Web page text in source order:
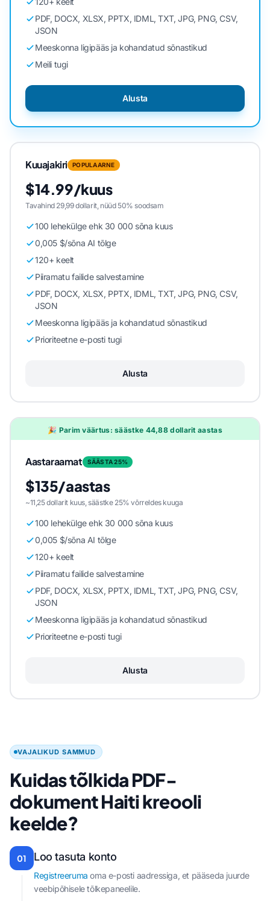
PDF, DOCX, XLSX, PPTX, IDML, TXT, JPG, PNG, CSV,
JSON
Meeskonna ligipääs ja kohandatud sõnastikud
Meili tugi
Alusta
Kuuajakiri POPULAARNE
$14.99/kuus
Tavahind 29,99 dollarit, nüüd 50% soodsam
100 lehekülge ehk 30 000 sõna kuus
0,005 $/sõna AI tõlge
120+ keelt
Piiramatu failide salvestamine
PDF, DOCX, XLSX, PPTX, IDML, TXT, JPG, PNG, CSV,
JSON
Meeskonna ligipääs ja kohandatud sõnastikud
Prioriteetne e-posti tugi
Alusta
🎉 Parim väärtus: säästke 44,88 dollarit aastas
Aastaraamat SÄÄSTA 25%
$135/aastas
~11,25 dollarit kuus, säästke 25% võrreldes kuuga
100 lehekülge ehk 30 000 sõna kuus
0,005 $/sõna AI tõlge
120+ keelt
Piiramatu failide salvestamine
PDF, DOCX, XLSX, PPTX, IDML, TXT, JPG, PNG, CSV,
JSON
Meeskonna ligipääs ja kohandatud sõnastikud
Prioriteetne e-posti tugi
Alusta
VAJALIKUD SAMMUD
Kuidas tõlkida PDF-
dokument Haiti kreooli
keelde?
01 Loo tasuta konto
Registreeruma oma e-posti aadressiga, et pääseda juurde
veebipõhisele tõlkepaneelile.